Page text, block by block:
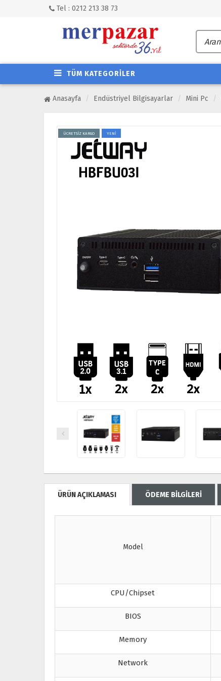
Tel : 0212 213 38 73
TÜM KATEGORİLER
Anasayfa Endüstriyel Bilgisayarlar Mini Pc
ÜCRETSİZ KARGO YENİ
ÜRÜN AÇIKLAMASI ÖDEME BİLGİLERİ
Model
CPU/Chipset
BIOS
Memory
Network